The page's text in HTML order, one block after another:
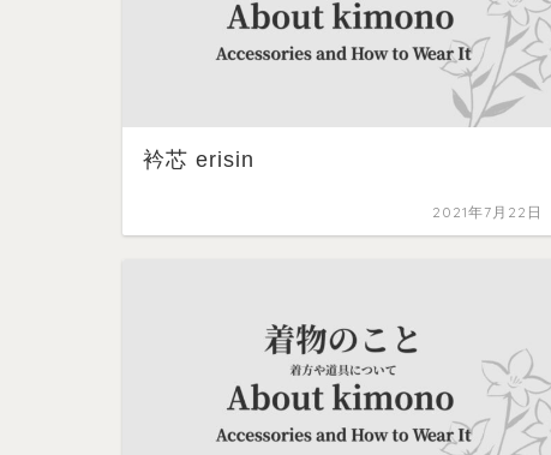
衿芯 erisin
2021年7月22日